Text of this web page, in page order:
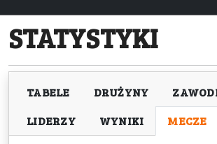
STATYSTYKI
TABELE DRUŻYNY
LIDERZY
WYNIKI MECZE